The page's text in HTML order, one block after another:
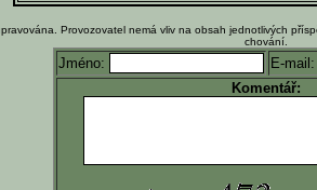
Provozovatel nemá vliv na obsah jednotlivých
chování.
Jméno:
E-mail:
Komentář: